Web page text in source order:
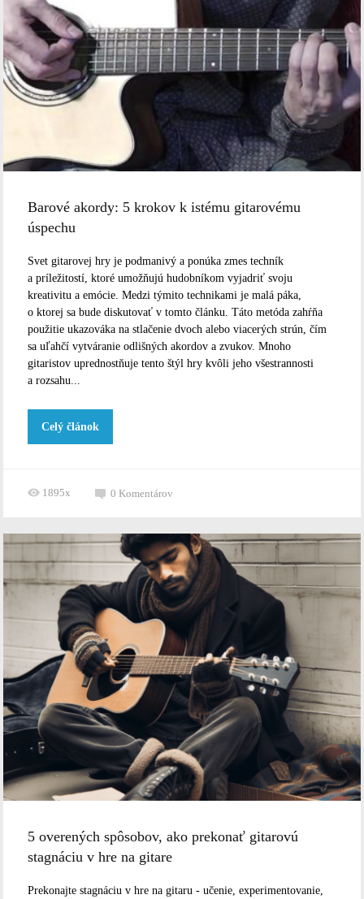
Barové akordy: 5 krokov k istému gitarovému
úspechu
Svet gitarovej hry je podmanivý a ponúka zmes techník
a príležitostí, ktoré umožňujú hudobníkom vyjadriť svoju
kreativitu a emócie. Medzi týmito technikami je malá páka,
o ktorej sa bude diskutovať v tomto článku. Táto metóda zahŕňa
použitie ukazováka na stlačenie dvoch alebo viacerých strún, čím
sa uľahčí vytváranie odlišných akordov a zvukov. Mnoho
gitaristov uprednostňuje tento štýl hry kvôli jeho všestrannosti
a rozsahu...
Celý článok
1895x 0Komentárov
5 overených spôsobov, ako prekonať gitarovú
stagnáciu v hre na gitare
Prekonajte stagnáciu v hre na gitaru - učenie, experimentovanie,